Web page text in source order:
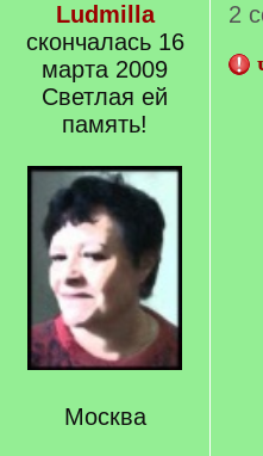
Ludmilla
скончалась 16
марта 2009
Светлая ей
память!
Москва
2